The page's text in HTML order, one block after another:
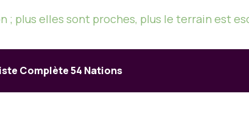
; plus elles sont proches, plus le terrain est
Complète 54 Nations